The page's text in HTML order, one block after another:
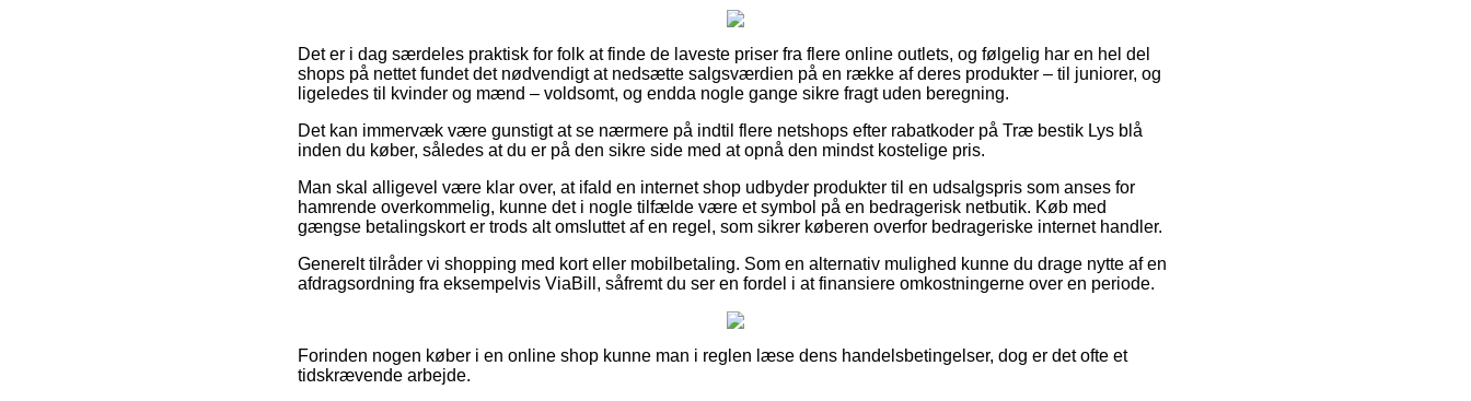
Det er i dag særdeles praktisk for folk at finde de laveste priser fra flere online outlets, og følgelig har en hel del
shops på nettet fundet det nødvendigt at nedsætte salgsværdien på en række af deres produkter – til juniorer, og
ligeledes til kvinder og mænd – voldsomt, og endda nogle gange sikre fragt uden beregning.
Det kan immervæk være gunstigt at se nærmere på indtil flere netshops efter rabatkoder på Træ bestik Lys blå
inden du køber, således at du er på den sikre side med at opnå den mindst kostelige pris.
Man skal alligevel være klar over, at ifald en internet shop udbyder produkter til en udsalgspris som anses for
hamrende overkommelig, kunne det i nogle tilfælde være et symbol på en bedragerisk netbutik. Køb med
gængse betalingskort er trods alt omsluttet af en regel, som sikrer køberen overfor bedrageriske internet handler.
Generelt tilråder vi shopping med kort eller mobilbetaling. Som en alternativ mulighed kunne du drage nytte af en
afdragsordning fra eksempelvis ViaBill, såfremt du ser en fordel i at finansiere omkostningerne over en periode.
Forinden nogen køber i en online shop kunne man i reglen læse dens handelsbetingelser, dog er det ofte et
tidskrævende arbejde.